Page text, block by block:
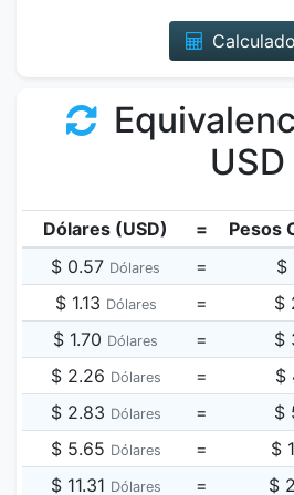
USD
Dólares (USD) =
Pesos
$ 0.57 Dólares = $
$ 1.13 Dólares = $
$ 1.70 Dólares = $
$ 2.26 Dólares = $
$ 2.83 Dólares = $
$ 5.65 Dólares = $
$ 11.31 Dólares = $